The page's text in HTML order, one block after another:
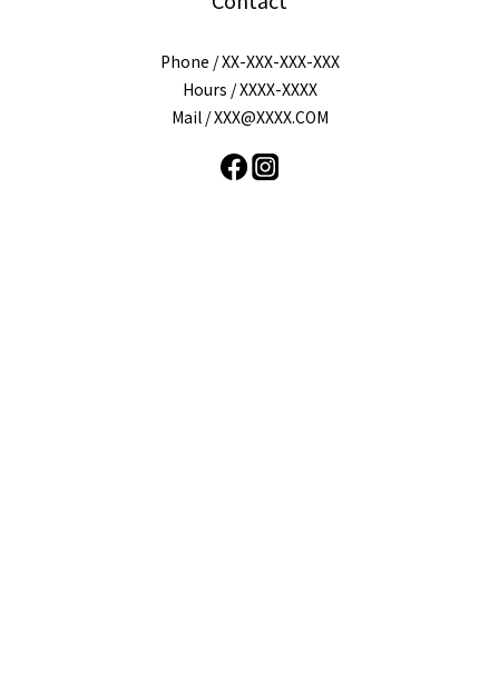
Phone / XX-XXX-XXX-XXX
Hours / XXXX-XXXX
Mail / XXX@XXXX.COM